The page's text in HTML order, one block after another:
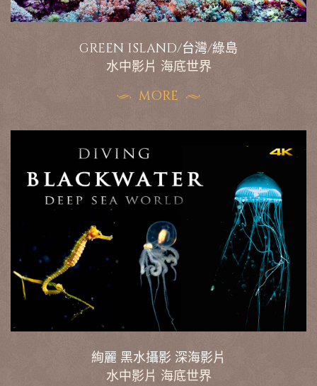
GREEN ISLAND/台灣/綠島
水中影片 海底世界
MORE
絢麗 黑水攝影 深海影片
水中影片 海底世界